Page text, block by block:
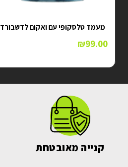
מעמד טלסקופי עם ואקום לדשבורד XS22 SIXMagnet
₪99.00
קנייה מאובטחת